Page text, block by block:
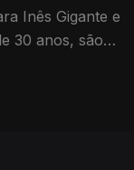
Inês Gigante e
30 anos, são